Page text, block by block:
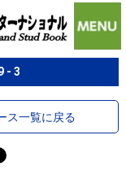
- 3
ス一覧に戻る